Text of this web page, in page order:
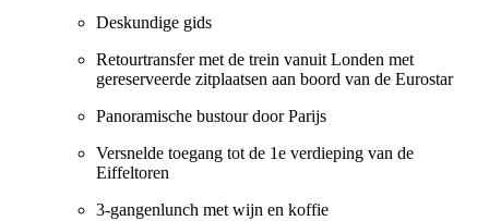
Deskundige gids
Retourtransfer met de trein vanuit Londen met
gereserveerde zitplaatsen aan boord van de Eurostar
Panoramische bustour door Parijs
Versnelde toegang tot de 1e verdieping van de
Eiffeltoren
3-gangenlunch met wijn en koffie